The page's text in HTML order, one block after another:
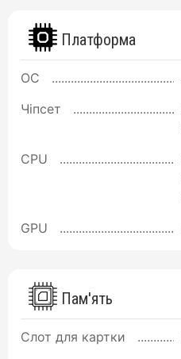
Платформа
ОС
Чіпсет
CPU
GPU
Пам'ять
Слот для картки